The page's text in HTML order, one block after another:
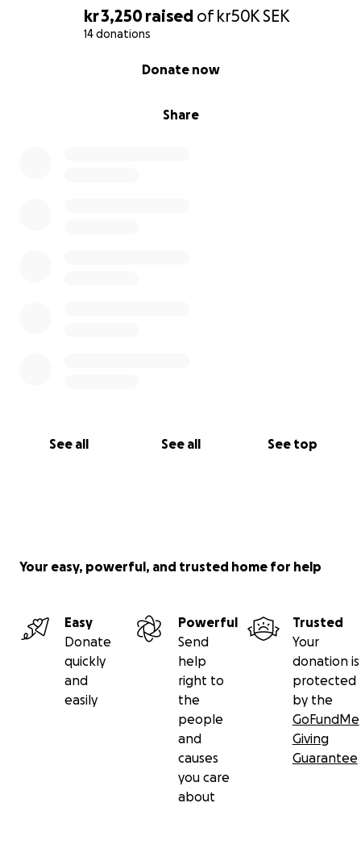
kr 3,250 raised ofkr50KSEK
14 donations
Share
Donate now
See all See all See top
Your easy, powerful, and trusted home for help
Easy
Donate
quickly
and
easily
Powerful
Send
help
right to
the
people
and
causes
you care
about
Trusted
Your
donation is
protected
by the
GoFundMe
Giving
Guarantee